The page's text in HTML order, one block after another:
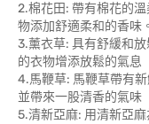
2.棉花田: 帶有棉花的
物添加舒適柔和的香味。
3.薰衣草: 具有舒緩和
的衣物增添放鬆的氣息
4.馬鞭草: 馬鞭草帶有
並帶來一股清香的氣味
5.清新亞麻: 用清新亞